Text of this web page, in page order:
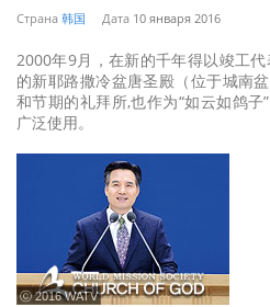
Страна 韩国 Дата 10 января 2016
2000年9月，在新的千年得以竣工
的新耶路撒冷盆唐圣殿（位于城南
和节期的礼拜所,也作为“如云如鸽
广泛使用。
ⓒ 2016 WATV